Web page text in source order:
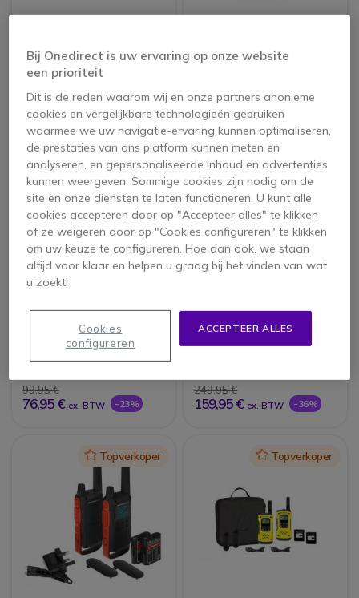
Kenwood TK-3701
4.6 van 36
Reviews
258,95 €
201,95 € ex. BTW -22%
Motorola T82
4.6 van 264
216,95 €
129,95 € ex. BTW
IconTopverkoper
Motorola Talkabout
T82 Extreme
4.2 van 159
Reviews
99,95 €
76,95 € ex. BTW -23%
IconTopverkoper
Motorola XT460 met
Oplader
4.9 van 41
249,95 €
159,95 € ex. BTW -36%
IconTopverkoper IconTopverkoper
Bij Onedirect is uw ervaring op onze website
een prioriteit
Dit is de reden waarom wij en onze partners anonieme
cookies en vergelijkbare technologieën gebruiken
waarmee we uw navigatie-ervaring kunnen optimaliseren,
de prestaties van ons platform kunnen meten en
analyseren, en gepersonaliseerde inhoud en advertenties
kunnen weergeven. Sommige cookies zijn nodig om de
site en onze diensten te laten functioneren. U kunt alle
cookies accepteren door op "Accepteer alles" te klikken
of ze weigeren door op "Cookies configureren" te klikken
om uw keuze te configureren. Hoe dan ook, we staan
altijd voor klaar en helpen u graag bij het vinden van wat
u zoekt!
ACCEPTEER ALLES
Cookies
configureren